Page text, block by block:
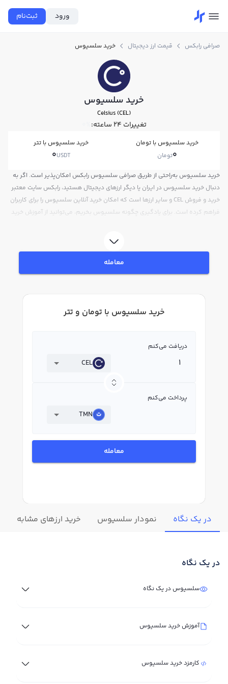
ورود ثبت‌نام
صرافی رابکس قیمت ارز دیجیتال خرید سلسیوس
خرید سلسیوس
Celsius (CEL)
تغییرات ۲۴ ساعته: 0%
خرید سلسیوس با تومان
0تومان
خرید سلسیوس با تتر
0USDT
خرید سلسیوس به‌راحتی از طریق صرافی سلسیوس رابکس امکان‌پذیر است. اگر به
دنبال خرید سلسیوس در ایران یا دیگر ارزهای دیجیتال هستید، رابکس سایت معتبر
خرید و فروش CEL و سایر ارزها است که امکان خرید آنلاین سلسیوس را برای کاربران
فراهم کرده است. برای یادگیری چگونه سلسیوس بخریم، می‌توانید از آموزش خرید
سلسیوس CEL بپردازید. در بازار رابکس، قیمت لحظه‌ای، نمودار و امکانات فروش
سلسیوس نیز در دسترس شما قرار دارد تا بتوانید تصمیمات بهتری در معاملات خود
معامله
خرید سلسیوس با تومان و تتر
دریافت می‌کنم
CEL
پرداخت می‌کنم
TMN
معامله
در یک نگاه نمودار سلسیوس خرید ارزهای مشابه
در یک نگاه
سلسیوس در یک نگاه
آموزش خرید سلسیوس
کارمزد خرید سلسیوس